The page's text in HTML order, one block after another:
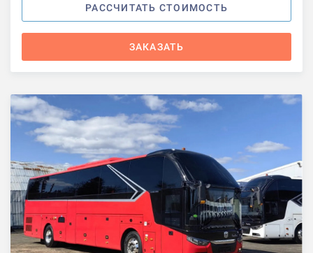
РАССЧИТАТЬ СТОИМОСТЬ
ЗАКАЗАТЬ